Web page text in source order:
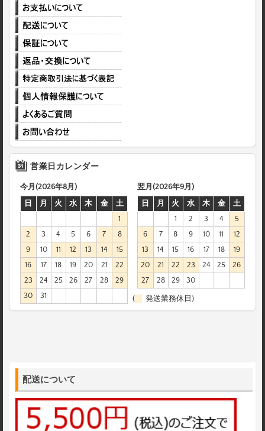
営業日カレンダー
今月(2026年8月)
日
月 火 水 木 金
土
1
2
3 4 5 6 7
8
9
10 11 12 13 14
15
16
17 18 19 20 21
22
23
24 25 26 27 28
29
30
31
翌月(2026年9月)
日
月 火 水 木 金
土
1
2 3 4
5
6
7 8 9 10 11
12
13
14 15 16 17 18
19
20
21 22 23 24 25
26
27
28 29 30
( 発送業務休日)
配送について